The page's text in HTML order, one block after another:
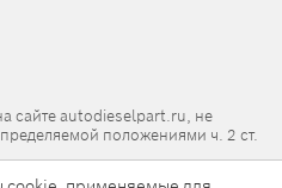
сайте autodieselpart.ru, не
положениями ч. 2 ст.